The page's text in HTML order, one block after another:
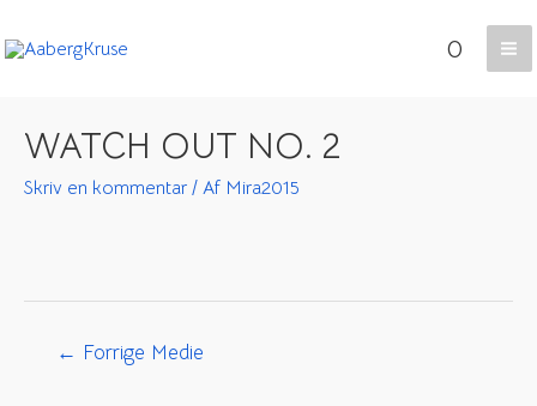
til
0
WATCH OUT NO. 2
Skriv en kommentar / Af Mira2015
Indlægsnavigation
← Forrige Medie